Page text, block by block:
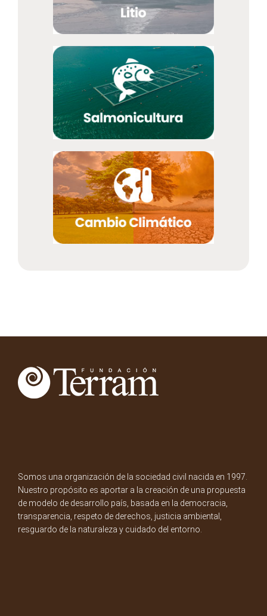
Somos una organización de la sociedad civil nacida en 1997.
Nuestro propósito es aportar a la creación de una propuesta
de modelo de desarrollo país, basada en la democracia,
transparencia, respeto de derechos, justicia ambiental,
resguardo de la naturaleza y cuidado del entorno.